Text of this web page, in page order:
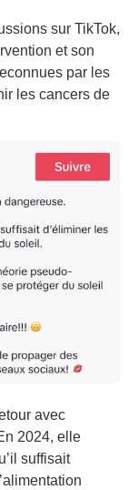
sur TikTok,
et son
par les
les cancers de
avec
2024, elle
suffisait